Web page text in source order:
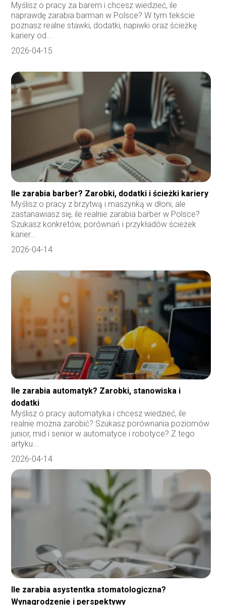
Myślisz o pracy za barem i chcesz wiedzieć, ile
naprawdę zarabia barman w Polsce? W tym tekście
poznasz realne stawki, dodatki, napiwki oraz ścieżkę
kariery od...
2026-04-15
Ile zarabia barber? Zarobki, dodatki i ścieżki kariery
Myślisz o pracy z brzytwą i maszynką w dłoni, ale
zastanawiasz się, ile realnie zarabia barber w Polsce?
Szukasz konkretów, porównań i przykładów ścieżek
karier...
2026-04-14
Ile zarabia automatyk? Zarobki, stanowiska i
dodatki
Myślisz o pracy automatyka i chcesz wiedzieć, ile
realnie można zarobić? Szukasz porównania poziomów
junior, mid i senior w automatyce i robotyce? Z tego
artyku...
2026-04-14
Ile zarabia asystentka stomatologiczna?
Wynagrodzenie i perspektywy